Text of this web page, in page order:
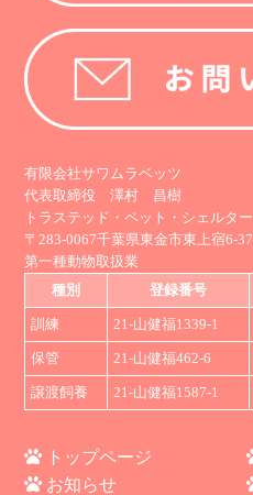
有限会社サワムラベッツ
代表取締役 澤村 昌樹
トラステッド・ペット・シェルター
〒283-0067千葉県東金市東上宿6-37
第一種動物取扱業
種別
登録番号
訓練 21-山健福1339-1
保管 21-山健福462-6
譲渡飼養 21-山健福1587-1
トップページ
お知らせ